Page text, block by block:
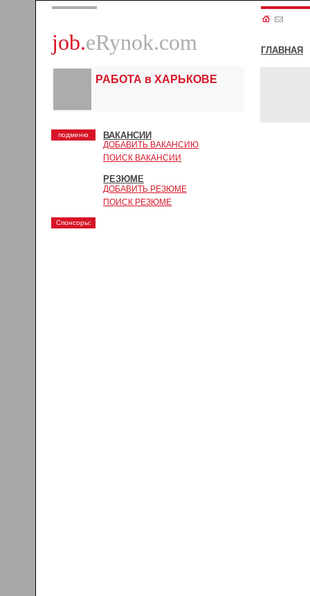
job.eRynok.com ГЛАВНАЯ
РАБОТА в ХАРЬКОВЕ
подменю ВАКАНСИИ
ДОБАВИТЬ ВАКАНСИЮ
ПОИСК ВАКАНСИИ
РЕЗЮМЕ
ДОБАВИТЬ РЕЗЮМЕ
ПОИСК РЕЗЮМЕ
Спонсоры: